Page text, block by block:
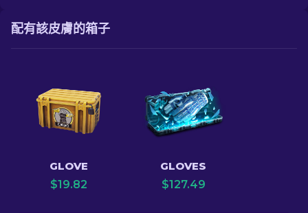
配有該皮膚的箱子
GLOVE
$19.82
GLOVES
$127.49